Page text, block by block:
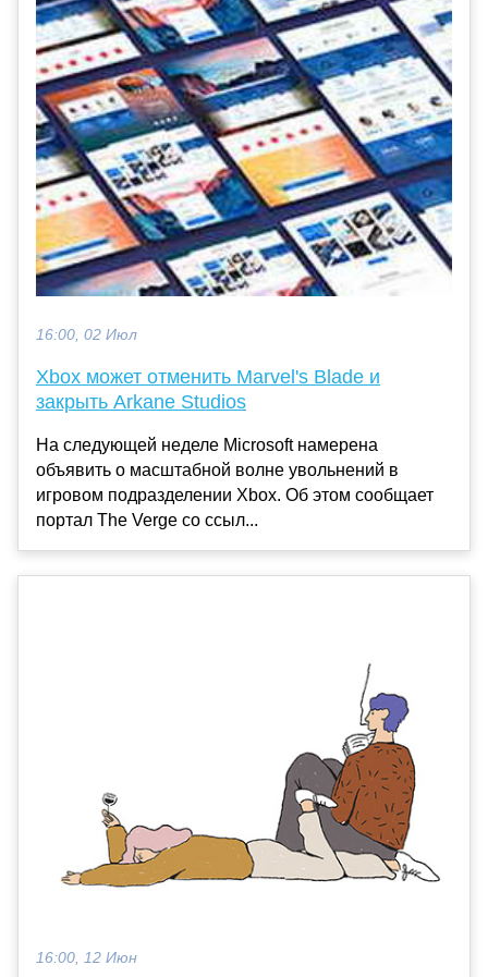
16:00, 02 Июл
Xbox может отменить Marvel's Blade и
закрыть Arkane Studios
На следующей неделе Microsoft намерена
объявить о масштабной волне увольнений в
игровом подразделении Xbox. Об этом сообщает
портал The Verge со ссыл...
16:00, 12 Июн